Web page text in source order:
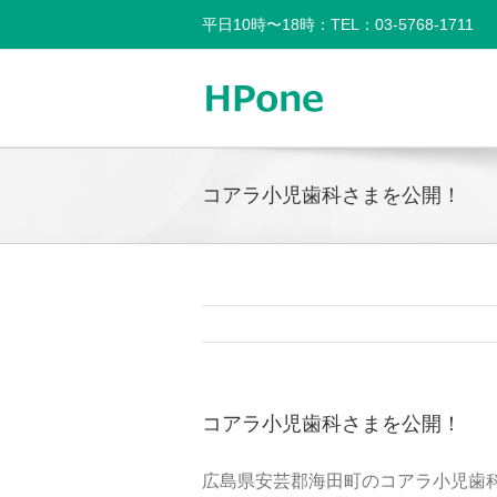
平日10時〜18時：TEL：03-5768-1711
コアラ小児歯科さまを公開！
コアラ小児歯科さまを公開！
広島県安芸郡海田町のコアラ小児歯